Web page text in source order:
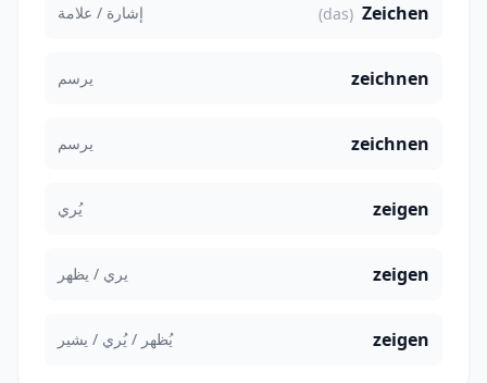
Zeichen
(das) إشارة / علامة
zeichnen يرسم
zeichnen يرسم
zeigen يُري
zeigen يري / يظهر
zeigen يُظهر / يُري / يشير